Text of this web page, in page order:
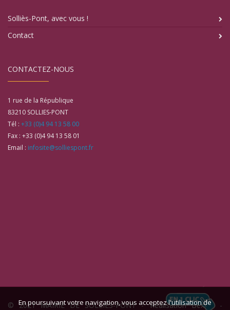
Solliès-Pont, avec vous !
Contact
CONTACTEZ-NOUS
1 rue de la République
83210 SOLLIES-PONT
Tél : +33 (0)4 94 13 58 00
Fax : +33 (0)4 94 13 58 01
Email : infosite@solliespont.fr
© 2021 MAIRIE DE SOLLIES-PONT -Réalisation Bexter-
En poursuivant votre navigation, vous acceptez l'utilisation de